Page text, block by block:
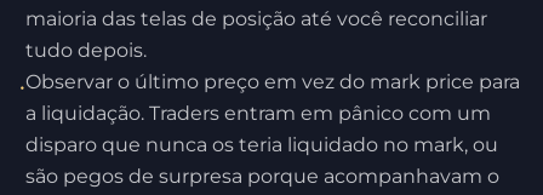
maioria das telas de posição até você reconciliar
tudo depois.
•Observar o último preço em vez do mark price para
a liquidação. Traders entram em pânico com um
disparo que nunca os teria liquidado no mark, ou
são pegos de surpresa porque acompanhavam o